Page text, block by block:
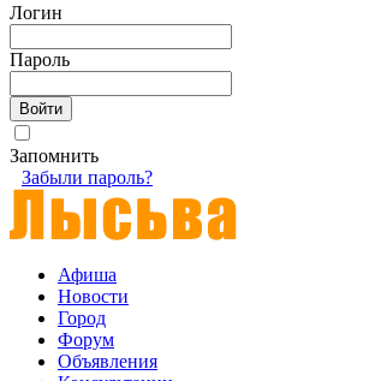
Логин
Пароль
Запомнить
Забыли пароль?
Афиша
Новости
Город
Форум
Объявления